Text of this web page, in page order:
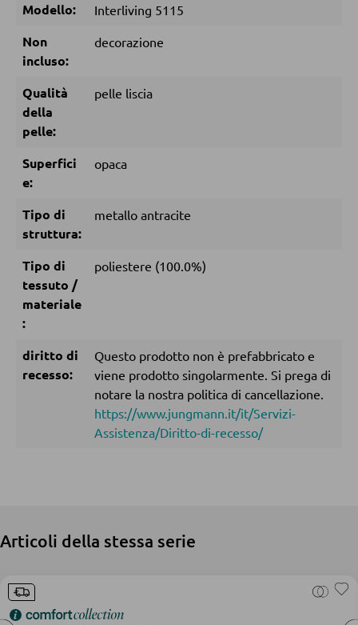
Specchi boudoir e da trucco
Sgabelli da bar
Carrelli da bar
TAVOLI
Tavolini da caffé
Toeletta da trucco
PANCHE
Panche angolari
Modello: Interliving 5115
Non
incluso:
decorazione
Qualità
della
pelle:
pelle liscia
Superfici
e:
opaca
Tipo di
struttura:
metallo antracite
Tipo di
tessuto /
materiale
:
poliestere (100.0%)
diritto di
recesso:
Questo prodotto non è prefabbricato e
viene prodotto singolarmente. Si prega di
notare la nostra politica di cancellazione.
https://www.jungmann.it/it/Servizi-
Assistenza/Diritto-di-recesso/
Articoli della stessa serie